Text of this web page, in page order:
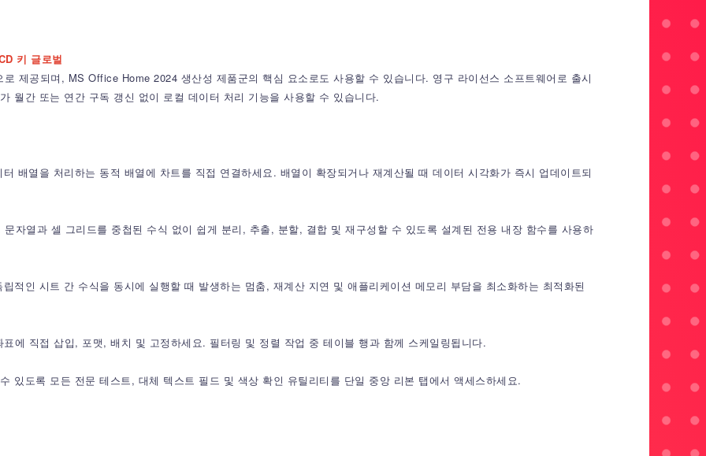
키 글로벌
제공되며, MS Office Home 2024 생산성 제품군의 핵심 요소로도 사용할 수 있습니다. 영구 라이선스 소프트웨어로 출시
월간 또는 연간 구독 갱신 없이 로컬 데이터 처리 기능을 사용할 수 있습니다.
배열을 처리하는 동적 배열에 차트를 직접 연결하세요. 배열이 확장되거나 재계산될 때 데이터 시각화가 즉시 업데이트되
자열과 셀 그리드를 중첩된 수식 없이 쉽게 분리, 추출, 분할, 결합 및 재구성할 수 있도록 설계된 전용 내장 함수를 사용하
적인 시트 간 수식을 동시에 실행할 때 발생하는 멈춤, 재계산 지연 및 애플리케이션 메모리 부담을 최소화하는 최적화된
에 직접 삽입, 포맷, 배치 및 고정하세요. 필터링 및 정렬 작업 중 테이블 행과 함께 스케일링됩니다.
있도록 모든 전문 테스트, 대체 텍스트 필드 및 색상 확인 유틸리티를 단일 중앙 리본 탭에서 액세스하세요.